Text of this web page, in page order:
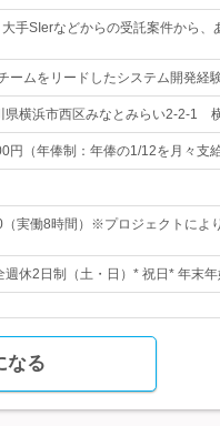
手SIerなどからの受託案件から
ームをリードしたシステム開発経
県横浜市西区みなとみらい2-2-1
円（年俸制：年俸の1/12を月々
実働8時間）※プロジェクトによ
週休2日制（土・日）* 祝日* 年末
なる